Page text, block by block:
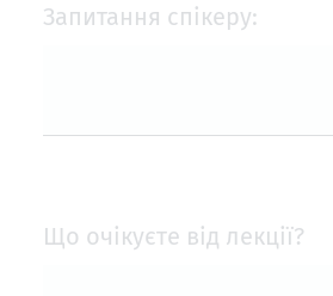
Запитання спікеру:
Що очікуєте від лекції?